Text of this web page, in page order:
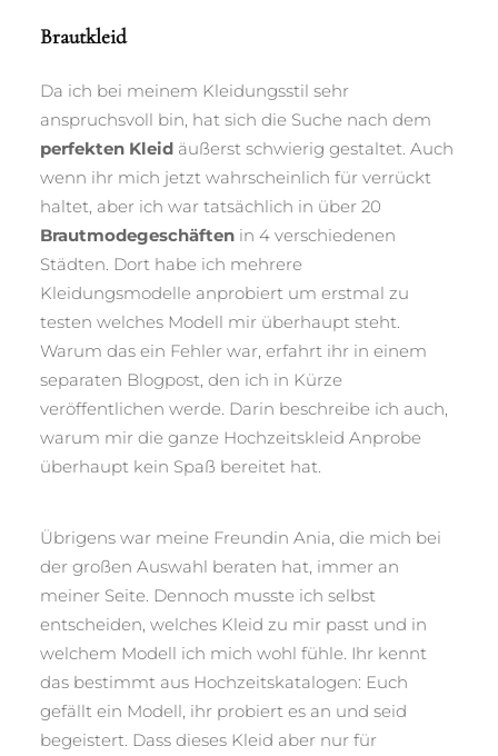
Brautkleid
Da ich bei meinem Kleidungsstil sehr
anspruchsvoll bin, hat sich die Suche nach dem
perfekten Kleid äußerst schwierig gestaltet. Auch
wenn ihr mich jetzt wahrscheinlich für verrückt
haltet, aber ich war tatsächlich in über 20
Brautmodegeschäften in 4 verschiedenen
Städten. Dort habe ich mehrere
Kleidungsmodelle anprobiert um erstmal zu
testen welches Modell mir überhaupt steht.
Warum das ein Fehler war, erfahrt ihr in einem
separaten Blogpost, den ich in Kürze
veröffentlichen werde. Darin beschreibe ich auch,
warum mir die ganze Hochzeitskleid Anprobe
überhaupt kein Spaß bereitet hat.
Übrigens war meine Freundin Ania, die mich bei
der großen Auswahl beraten hat, immer an
meiner Seite. Dennoch musste ich selbst
entscheiden, welches Kleid zu mir passt und in
welchem Modell ich mich wohl fühle. Ihr kennt
das bestimmt aus Hochzeitskatalogen: Euch
gefällt ein Modell, ihr probiert es an und seid
begeistert. Dass dieses Kleid aber nur für